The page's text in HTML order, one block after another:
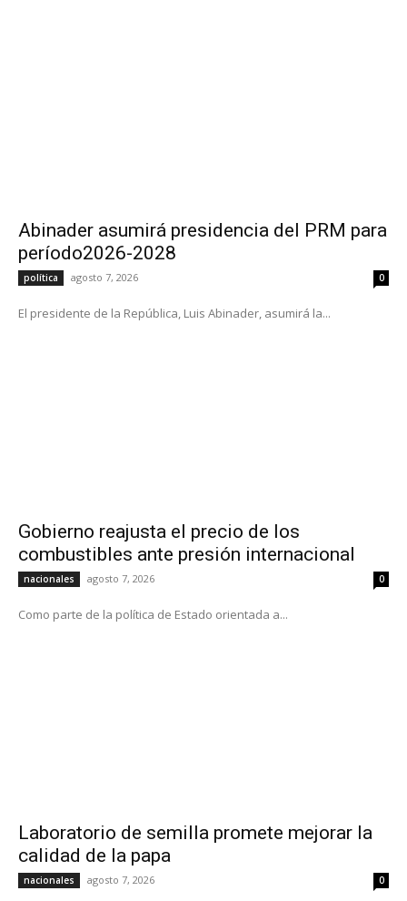
Abinader asumirá presidencia del PRM para
período2026-2028
política agosto 7, 2026 0
El presidente de la República, Luis Abinader, asumirá la...
Gobierno reajusta el precio de los
combustibles ante presión internacional
nacionales agosto 7, 2026 0
Como parte de la política de Estado orientada a...
Laboratorio de semilla promete mejorar la
calidad de la papa
nacionales agosto 7, 2026 0